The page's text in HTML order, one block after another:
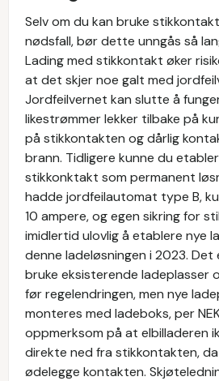
Selv om du kan bruke
nødsfall, bør dette unngås så
Lading med stikkontakt øker
at det skjer noe galt med
Jordfeilvernet kan slutte å
likestrømmer lekker tilbake på
på stikkontakten og dårlig
brann. Tidligere kunne du
stikkonktakt som permanent
hadde jordfeilautomat type B,
10 ampere, og egen sikring for
imidlertid ulovlig å etablere nye
denne ladeløsningen i 2023.
bruke eksisterende ladeplasser
før regelendringen, men nye
monteres med ladeboks, per
oppmerksom på at elbilladeren
direkte ned fra stikkontakten,
ødelegge kontakten.